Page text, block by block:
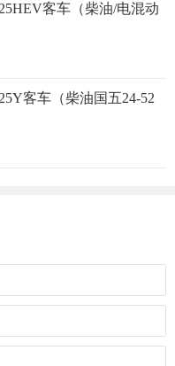
客车（柴油/电混动
客车（柴油国五24-52